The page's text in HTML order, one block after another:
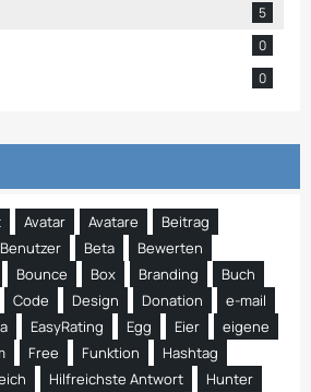
5
0
0
Avatar Avatare
Beitrag
Benutzer Beta
Bewerten
Bounce Box Branding
Buch
Code Design Donation
e-mail
EasyRating Egg Eier
eigene
Free Funktion
Hashtag
Hilfreichste Antwort
Hunter